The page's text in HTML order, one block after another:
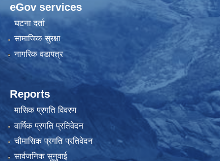
eGov services
घटना दर्ता
सामाजिक सुरक्षा
नागरिक वडापत्र
Reports
मासिक प्रगति विवरण
वार्षिक प्रगति प्रतिवेदन
चौमासिक प्रगति प्रतिवेदन
सार्वजनिक सुनुवाई